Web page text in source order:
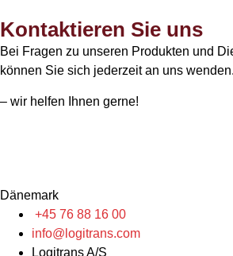
Kontaktieren Sie uns
Bei Fragen zu unseren Produkten und
können Sie sich jederzeit an uns wenden.
– wir helfen Ihnen gerne!
Dänemark
+45 76 88 16 00
info@logitrans.com
Logitrans A/S